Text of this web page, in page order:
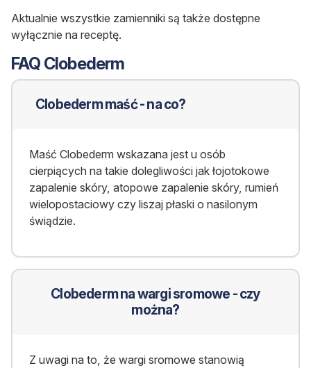
Aktualnie wszystkie zamienniki są także dostępne
wyłącznie na receptę.
FAQ Clobederm
Clobederm maść - na co?
Maść Clobederm wskazana jest u osób
cierpiących na takie dolegliwości jak łojotokowe
zapalenie skóry, atopowe zapalenie skóry, rumień
wielopostaciowy czy liszaj płaski o nasilonym
świądzie.
Clobederm na wargi sromowe - czy
można?
Z uwagi na to, że wargi sromowe stanowią